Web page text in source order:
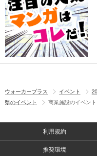
ウォーカープラス イベント
県のイベント
商業施設のイベント
利用規約
推奨環境